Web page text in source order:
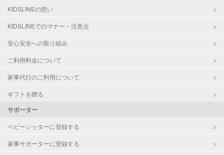
KIDSLINEの想い
KIDSLINEでのマナー・注意点
安心安全への取り組み
ご利用料金について
家事代行のご利用について
ギフトを贈る
サポーター
ベビーシッターに登録する
家事サポーターに登録する